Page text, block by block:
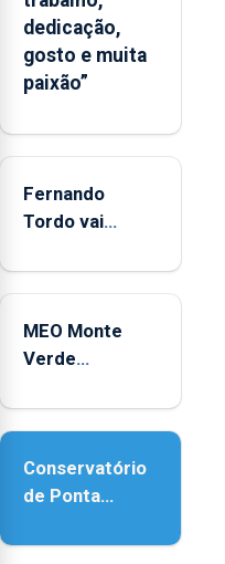
da
CPUE
entre
2022
dedicação,
gosto e muita
paixão”
Fernando
Tordo vai
anos de
Coliseu
Micaelense
MEO Monte
Verde
reforço da
Conservatório
de Ponta
contar com